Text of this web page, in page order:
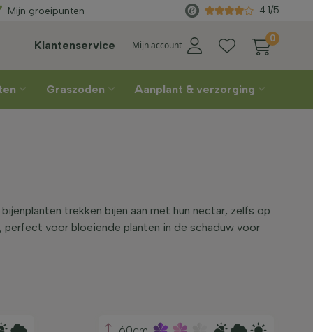
van de kweker
Mijn groeipunten 4.1/5
Klantenservice Mijn account
0
Graszoden Aanplant & verzorging
trekken bijen aan met hun nectar, zelfs op
perfect voor bloeiende planten in de schaduw voor